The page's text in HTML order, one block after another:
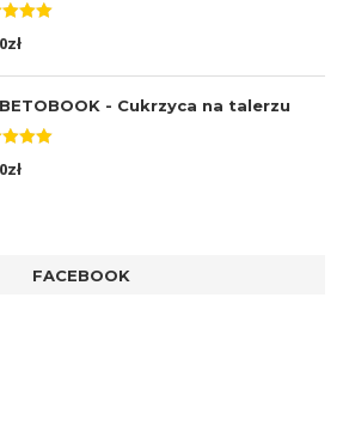
5
zł
- Cukrzyca na talerzu
5
zł
FACEBOOK